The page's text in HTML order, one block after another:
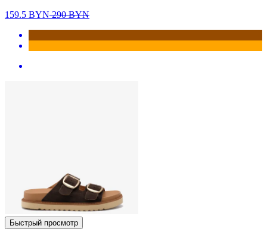
159.5 BYN290BYN
Быстрый просмотр